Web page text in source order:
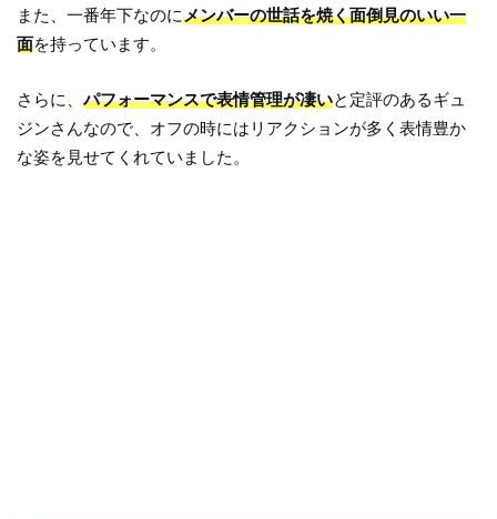
また、一番年下なのにメンバーの世話を焼く面倒見のいい一
面を持っています。
さらに、パフォーマンスで表情管理が凄いと定評のあるギュ
ジンさんなので、オフの時にはリアクションが多く表情豊か
な姿を見せてくれていました。